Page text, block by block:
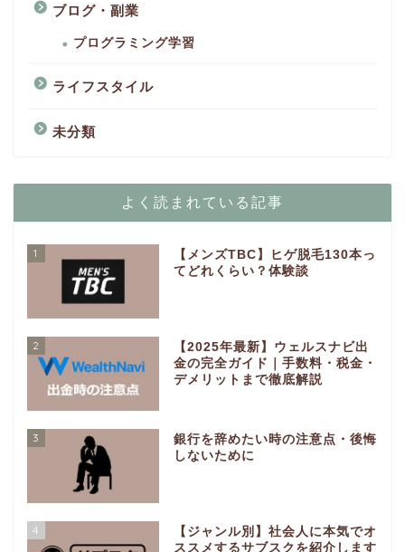
ブログ・副業
プログラミング学習
ライフスタイル
未分類
よく読まれている記事
1
【メンズTBC】ヒゲ脱毛130本っ
てどれくらい？体験談
2
【2025年最新】ウェルスナビ出
金の完全ガイド｜手数料・税金・
デメリットまで徹底解説
3
銀行を辞めたい時の注意点・後悔
しないために
4
【ジャンル別】社会人に本気でオ
ススメするサブスクを紹介します